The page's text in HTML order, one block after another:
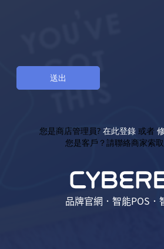
您是商店管理員? 在此登錄 或者
您是客戶？請聯絡商家索